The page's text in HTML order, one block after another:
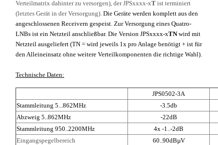
Verteilmatrix dahinter zu versorgen), der JPSxxxx-xT ist terminiert
(letztes Gerät in der Versorgung). Die Geräte werden komplett aus den
angeschlossenen Receivern gespeist. Zur Versorgung eines Quatro-
LNBs ist ein Netzteil anschließbar. Die Version JPSxxxx-xTNwird mit
Netzteil ausgeliefert (TN = wird jeweils 1x pro Anlage benötigt + ist für
den Alleineinsatz ohne weitere Verteilkomponenten die richtige Wahl).
Technische Daten:
JPS0502-3A
Stammleitung 5...862MHz
-3.5db
Abzweig 5..862MHz
-22dB
Stammleitung 950..2200MHz
4x -1..-2dB
Eingangspegelbereich
60..90dBµV